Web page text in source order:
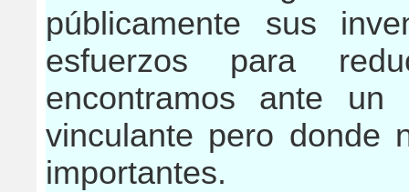
públicamente sus
esfuerzos para
encontramos ante un
vinculante pero donde
importantes.